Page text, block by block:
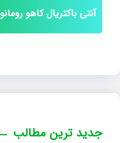
آنتی باکتریال کاهو رومانو
جدید ترین مطالب